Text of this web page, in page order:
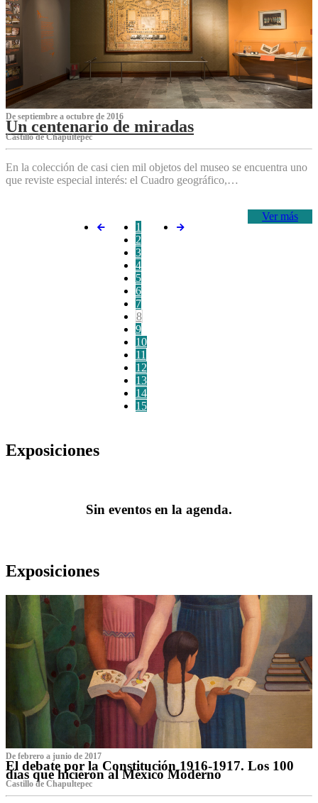
De septiembre a octubre de 2016
Un centenario de miradas
Castillo de Chapultepec
En la colección de casi cien mil objetos del museo se encuentra uno
que reviste especial interés: el Cuadro geográfico,…
Ver más
1
2
3
4
5
6
7
8
9
10
11
12
13
14
15
Exposiciones
Sin eventos en la agenda.
Exposiciones
De febrero a junio de 2017
El debate por la Constitución 1916-1917. Los 100
días que hicieron al México Moderno
Castillo de Chapultepec